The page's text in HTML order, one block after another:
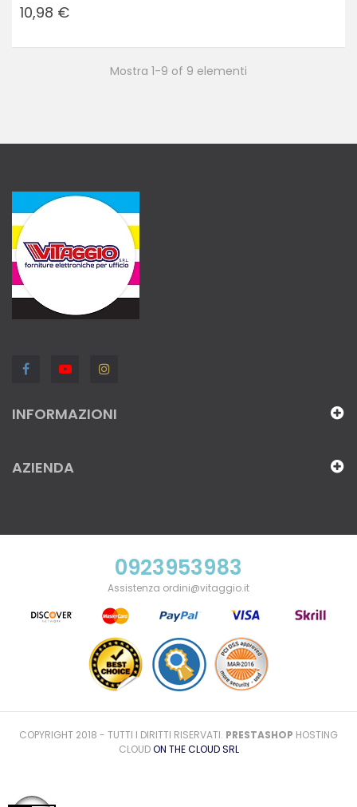
Prezzo
10,98 €
Mostra 1-9 of 9 elementi
INFORMAZIONI
AZIENDA
0923953983
Assistenza ordini@vitaggio.it
COPYRIGHT 2018 - TUTTI I DIRITTI RISERVATI. PRESTASHOP HOSTING
CLOUDON THE CLOUD SRL